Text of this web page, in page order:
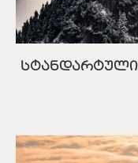
სტანდარტული